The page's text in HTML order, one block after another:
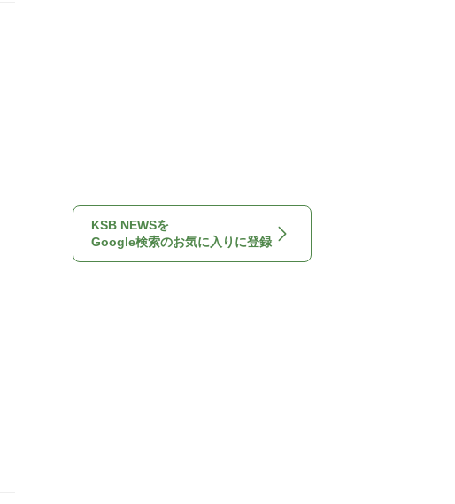
KSB NEWSを
Google検索のお気に入りに登録